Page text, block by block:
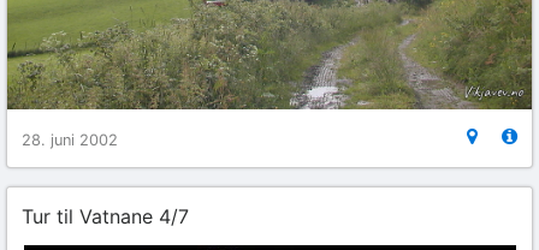
28. juni 2002
Tur til Vatnane 4/7